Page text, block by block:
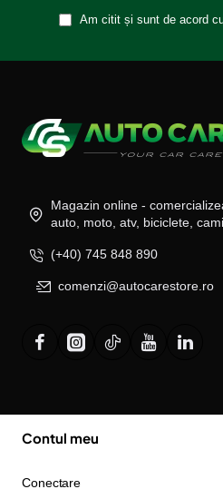
Am citit și sunt de acord
Magazin online -
auto, moto, atv, biciclete,
(+40) 745 848 890
comenzi@autocarestore.ro
Contul meu
Conectare